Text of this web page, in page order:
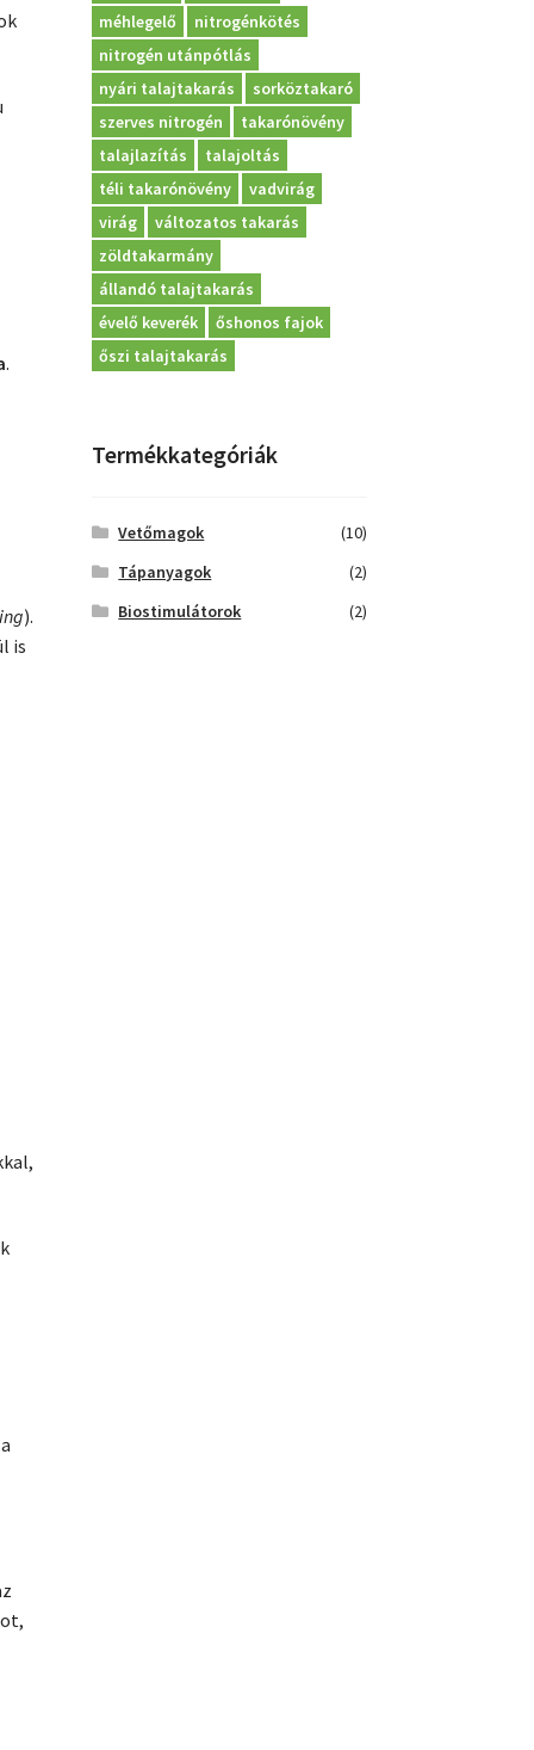
.
).
is
méhlegelő
nitrogénkötés
nitrogén utánpótlás
nyári talajtakarás
sorköztakaró
szerves nitrogén
takarónövény
talajlazítás
talajoltás
téli takarónövény
vadvirág
virág
változatos takarás
zöldtakarmány
állandó talajtakarás
évelő keverék
őshonos fajok
őszi talajtakarás
Termékkategóriák
Vetőmagok
(10)
Tápanyagok
(2)
Biostimulátorok
(2)